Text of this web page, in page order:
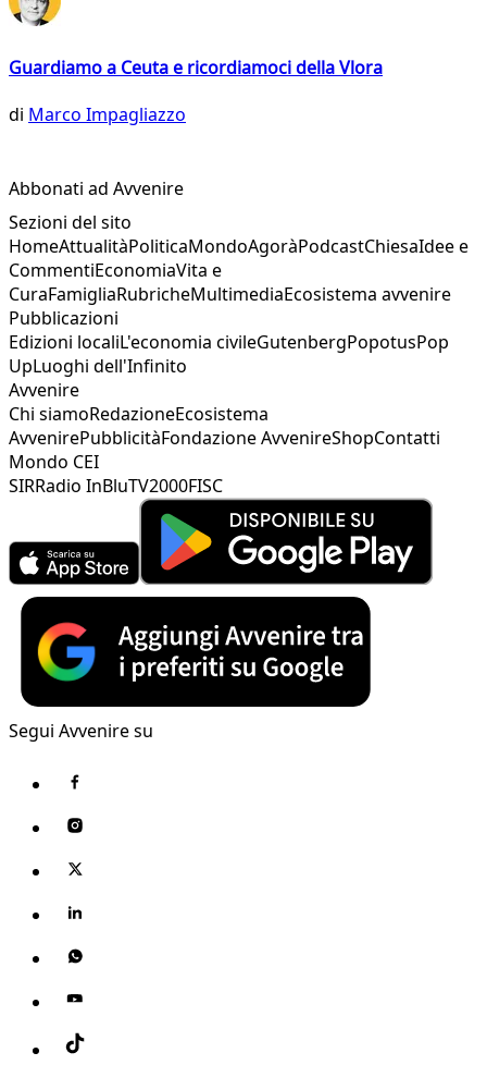
Guardiamo a Ceuta e ricordiamoci della Vlora
di Marco Impagliazzo
Abbonati ad Avvenire
Sezioni del sito
HomeAttualitàPoliticaMondoAgoràPodcastChiesaIdee e
CommentiEconomiaVita e
CuraFamigliaRubricheMultimediaEcosistema avvenire
Pubblicazioni
Edizioni localiL'economia civileGutenbergPopotusPop
UpLuoghi dell'Infinito
Avvenire
Chi siamoRedazioneEcosistema
AvvenirePubblicitàFondazione AvvenireShopContatti
Mondo CEI
SIRRadio InBluTV2000FISC
Segui Avvenire su